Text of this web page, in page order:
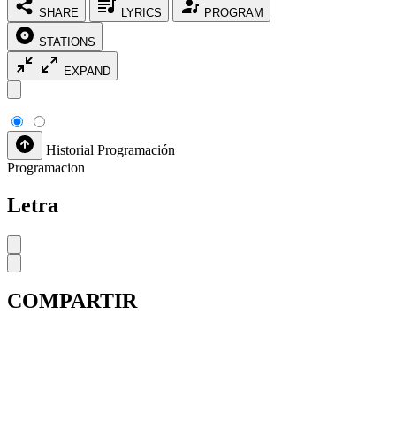
SHARE LYRICS PROGRAM
STATIONS
EXPAND
Historial Programación
Programacion
Letra
COMPARTIR